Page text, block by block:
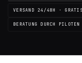
VERSAND 24/48H ·
BERATUNG DURCH PILOTEN